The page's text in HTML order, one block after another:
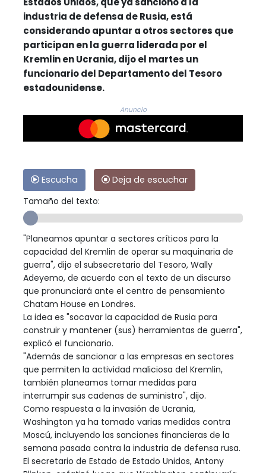
industria de defensa de Rusia, está
considerando apuntar a otros sectores que
participan en la guerra liderada por el
Kremlin en Ucrania, dijo el martes un
funcionario del Departamento del Tesoro
estadounidense.
Anuncio
Escucha
Deja de escuchar
Tamaño del texto:
"Planeamos apuntar a sectores críticos para la
capacidad del Kremlin de operar su maquinaria de
guerra", dijo el subsecretario del Tesoro, Wally
Adeyemo, de acuerdo con el texto de un discurso
que pronunciará ante el centro de pensamiento
Chatam House en Londres.
La idea es "socavar la capacidad de Rusia para
construir y mantener (sus) herramientas de guerra",
explicó el funcionario.
"Además de sancionar a las empresas en sectores
que permiten la actividad maliciosa del Kremlin,
también planeamos tomar medidas para
interrumpir sus cadenas de suministro", dijo.
Como respuesta a la invasión de Ucrania,
Washington ya ha tomado varias medidas contra
Moscú, incluyendo las sanciones financieras de la
semana pasada contra la industria de defensa rusa.
El secretario de Estado de Estado Unidos, Antony